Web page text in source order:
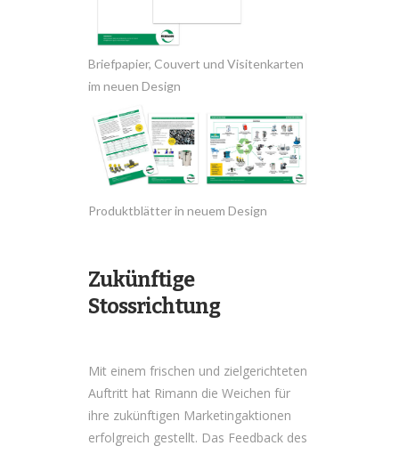
Briefpapier, Couvert und Visitenkarten
im neuen Design
Produktblätter in neuem Design
Zukünftige
Stossrichtung
Mit einem frischen und zielgerichteten
Auftritt hat Rimann die Weichen für
ihre zukünftigen Marketingaktionen
erfolgreich gestellt. Das Feedback des